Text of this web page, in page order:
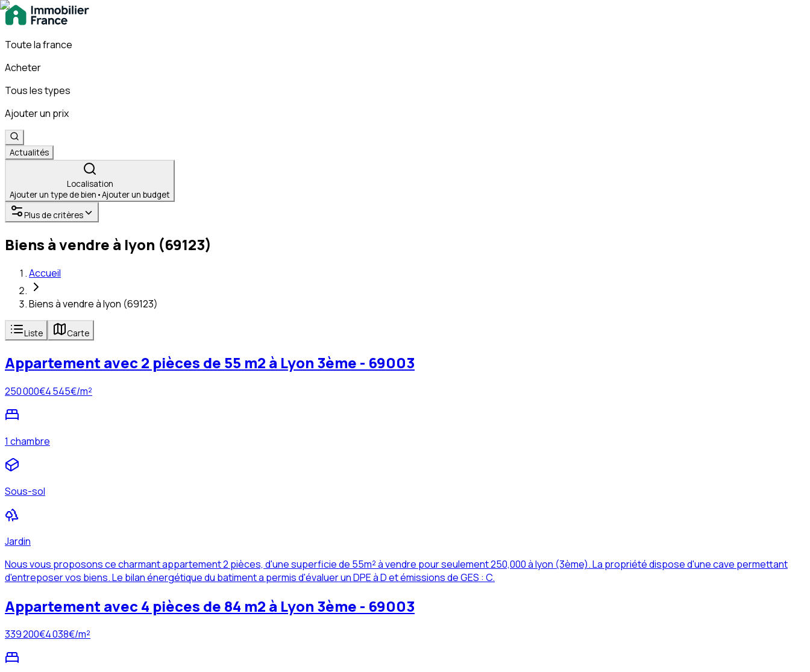
Toute la france
Acheter
Tous les types
Ajouter un prix
Actualités
Localisation
Ajouter un type de bien •Ajouter un budget
Plus de critères
Biens à vendre à lyon (69123)
Accueil
Biens à vendre à lyon (69123)
Liste Carte
Appartement avec 2 pièces de 55 m2 à Lyon 3ème - 69003
250 000€4 545€/m²
1 chambre
Sous-sol
Jardin
Nous vous proposons ce charmant appartement 2 pièces, d'une superficie de 55m² à vendre pour seulement 250,000 à lyon (3ème). La propriété dispose d'une cave permettant
d'entreposer vos biens. Le bilan énergétique du batiment a permis d'évaluer un DPE à D et émissions de GES : C.
Appartement avec 4 pièces de 84 m2 à Lyon 3ème - 69003
339 200€4 038€/m²